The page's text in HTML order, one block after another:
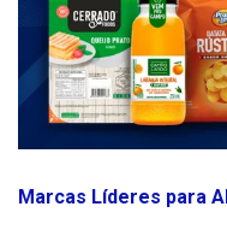
Marcas Líderes para